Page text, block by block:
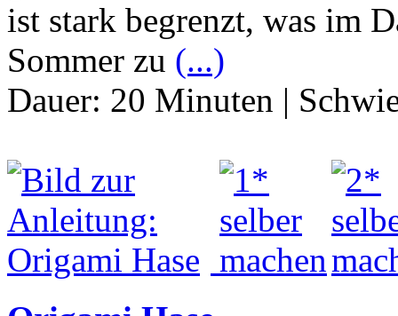
ist stark begrenzt, was im
Sommer zu (...)
Dauer: 20 Minuten |